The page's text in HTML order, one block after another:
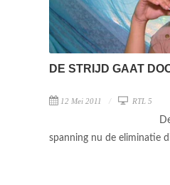
DE STRIJD GAAT
12 Mei 2011 RTL 5
spanning nu de eliminatie